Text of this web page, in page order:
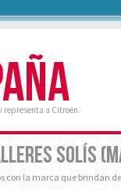
representa a Citroën.
SOLÍS
la marca que brindan